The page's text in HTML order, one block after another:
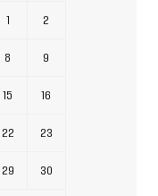
1 2
8 9
15 16
22 23
29 30